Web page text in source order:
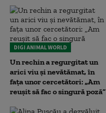
DIGI ANIMAL WORLD
Un rechin a regurgitat un
arici viu și nevătămat, în
fața unor cercetători: „Am
reușit să fac o singură poză”